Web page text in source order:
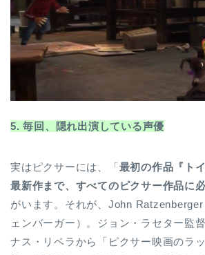
5. 毎回、隠れ出演している声優
実はピクサーには、「最初の作品『ト
最新作まで、すべてのピクサー作品に
がいます。それが、John
ェンバーガー）。ジョン・ラセター監
ナス・リベラから「ピクサー映画のラ